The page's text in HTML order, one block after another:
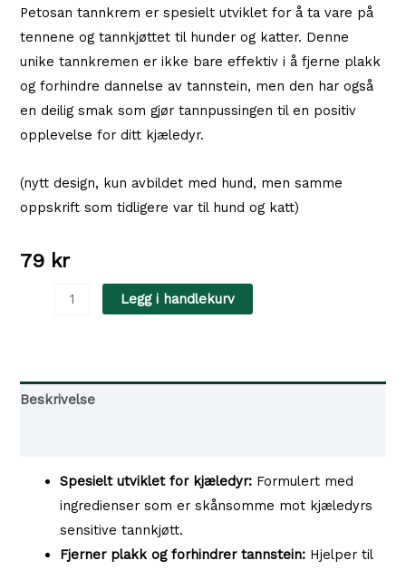
Petosan tannkrem er spesielt utviklet for å ta vare på
tennene og tannkjøttet til hunder og katter. Denne
unike tannkremen er ikke bare effektiv i å fjerne plakk
og forhindre dannelse av tannstein, men den har også
en deilig smak som gjør tannpussingen til en positiv
opplevelse for ditt kjæledyr.
(nytt design, kun avbildet med hund, men samme
oppskrift som tidligere var til hund og katt)
79 kr
Petosan
antall
Legg i handlekurv
Beskrivelse
Spesielt utviklet for kjæledyr: Formulert med
ingredienser som er skånsomme mot kjæledyrs
sensitive tannkjøtt.
Fjerner plakk og forhindrer tannstein: Hjelper til